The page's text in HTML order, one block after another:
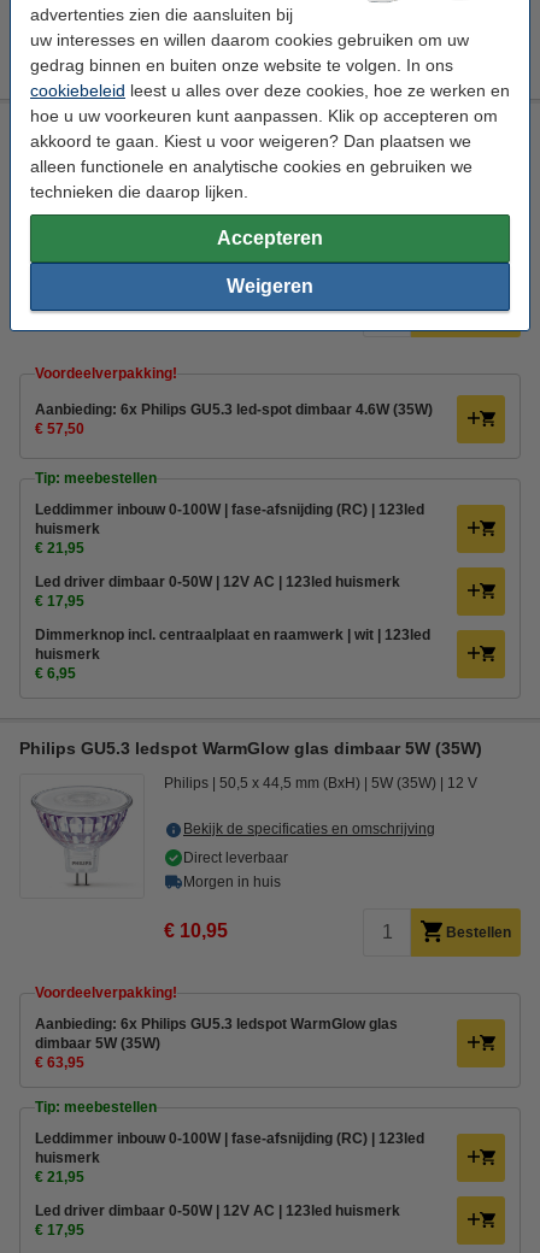
advertenties zien die aansluiten bij
uw interesses en willen daarom cookies gebruiken om uw
gedrag binnen en buiten onze website te volgen. In ons
cookiebeleid leest u alles over deze cookies, hoe ze werken en
hoe u uw voorkeuren kunt aanpassen. Klik op accepteren om
akkoord te gaan. Kiest u voor weigeren? Dan plaatsen we
alleen functionele en analytische cookies en gebruiken we
technieken die daarop lijken.
Accepteren
Weigeren
Dimmerknop incl. centraalplaat en raamwerk | wit | 123led
huismerk
Philips GU5.3 led-spot dimbaar 4.6W (35W)
Philips 50,5 x 45,5 mm (BxH) 4.6W (35W) 12 V
Direct leverbaar
Morgen in huis
€ 9,95 Bestellen
Voordeelverpakking!
Aanbieding: 6x Philips GU5.3 led-spot dimbaar 4.6W (35W)
€ 57,50
Tip: meebestellen
Leddimmer inbouw 0-100W | fase-afsnijding (RC) | 123led
huismerk
€ 21,95
Led driver dimbaar 0-50W | 12V AC | 123led huismerk
€ 17,95
Dimmerknop incl. centraalplaat en raamwerk | wit | 123led
huismerk
€ 6,95
Philips GU5.3 ledspot WarmGlow glas dimbaar 5W (35W)
Philips 50,5 x 44,5 mm (BxH) 5W (35W) 12 V
Bekijk de specificaties en omschrijving
Direct leverbaar
Morgen in huis
€ 10,95 Bestellen
Voordeelverpakking!
Aanbieding: 6x Philips GU5.3 ledspot WarmGlow glas
dimbaar 5W (35W)
€ 63,95
Tip: meebestellen
Leddimmer inbouw 0-100W | fase-afsnijding (RC) | 123led
huismerk
€ 21,95
Led driver dimbaar 0-50W | 12V AC | 123led huismerk
€ 17,95